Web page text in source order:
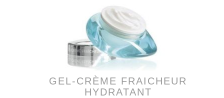
GEL-CRÈME FRAICHEUR
HYDRATANT